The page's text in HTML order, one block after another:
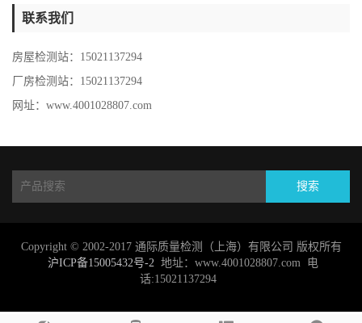
联系我们
房屋检测站：15021137294
厂房检测站：15021137294
网址：www.4001028807.com
搜索
Copyright © 2002-2017 通际质量检测（上海）有限公司 版权所有
沪ICP备15005432号-2 地址：www.4001028807.com 电
话:15021137294